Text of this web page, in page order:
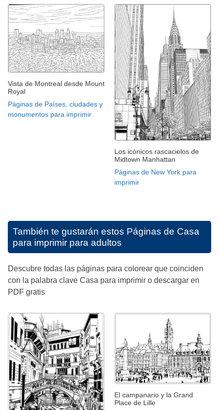
Vista de Montreal desde Mount
Royal
Páginas de Países, ciudades y
monumentos para imprimir
Los icónicos rascacielos de
Midtown Manhattan
Páginas de New York para
imprimir
También te gustarán estos Páginas de Casa
para imprimir para adultos
Descubre todas las páginas para colorear que coinciden
con la palabra clave Casa para imprimir o descargar en
PDF gratis
El campanario y la Grand
Place de Lille